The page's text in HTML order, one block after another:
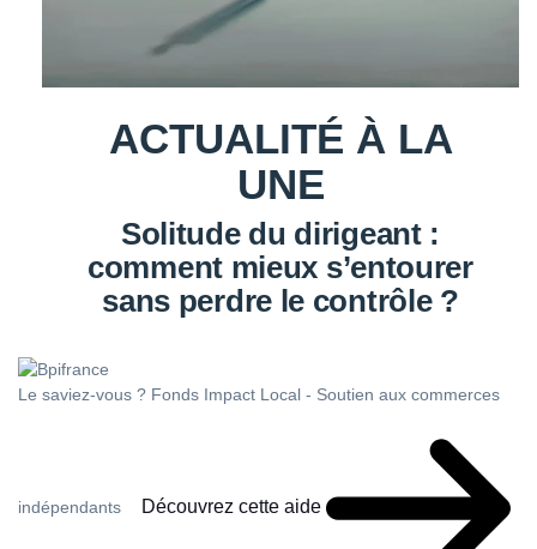
ACTUALITÉ À LA
UNE
Solitude du dirigeant :
comment mieux s’entourer
sans perdre le contrôle ?
Le saviez-vous ? Fonds Impact Local - Soutien aux commerces
indépendants Découvrez cette aide